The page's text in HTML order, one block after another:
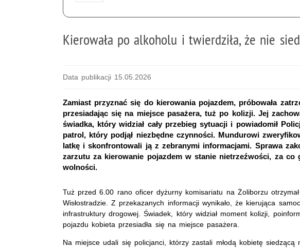
Kierowała po alkoholu i twierdziła, że nie
Data publikacji 15.05.2026
Zamiast przyznać się do kierowania pojazdem, próbowała
przesiadając się na miejsce pasażera, tuż po kolizji. Jej
świadka, który widział cały przebieg sytuacji i powiadomił
patrol, który podjął niezbędne czynności. Mundurowi
latkę i skonfrontowali ją z zebranymi informacjami. Sprawa
zarzutu za kierowanie pojazdem w stanie nietrzeźwości, za
wolności.
Tuż przed 6.00 rano oficer dyżurny komisariatu na Żoliborzu
Wisłostradzie. Z przekazanych informacji wynikało, że kierująca
infrastruktury drogowej. Świadek, który widział moment kolizji,
pojazdu kobieta przesiadła się na miejsce pasażera.
Na miejsce udali się policjanci, którzy zastali młodą kobietę siedzącą